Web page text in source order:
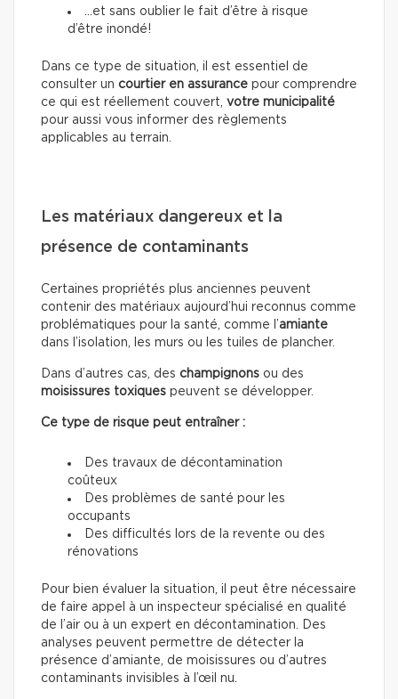
…et sans oublier le fait d’être à risque
d’être inondé!
Dans ce type de situation, il est essentiel de
consulter un courtier en assurance pour comprendre
ce qui est réellement couvert, votre municipalité
pour aussi vous informer des règlements
applicables au terrain.
Les matériaux dangereux et la
présence de contaminants
Certaines propriétés plus anciennes peuvent
contenir des matériaux aujourd’hui reconnus comme
problématiques pour la santé, comme l’amiante
dans l’isolation, les murs ou les tuiles de plancher.
Dans d’autres cas, des champignons ou des
moisissures toxiques peuvent se développer.
Ce type de risque peut entraîner :
Des travaux de décontamination
coûteux
Des problèmes de santé pour les
occupants
Des difficultés lors de la revente ou des
rénovations
Pour bien évaluer la situation, il peut être nécessaire
de faire appel à un inspecteur spécialisé en qualité
de l’air ou à un expert en décontamination. Des
analyses peuvent permettre de détecter la
présence d’amiante, de moisissures ou d’autres
contaminants invisibles à l’œil nu.